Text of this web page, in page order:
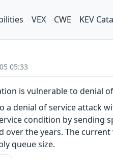
VEX CWE KEV
05:33
is vulnerable to
a denial of service
condition by
the years. The
queue size.